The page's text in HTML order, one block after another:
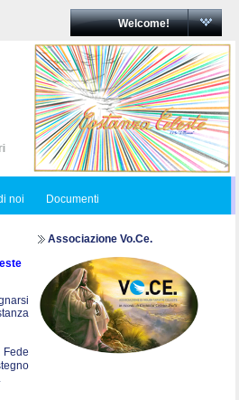
Welcome!
noi Documenti
Associazione Vo.Ce.